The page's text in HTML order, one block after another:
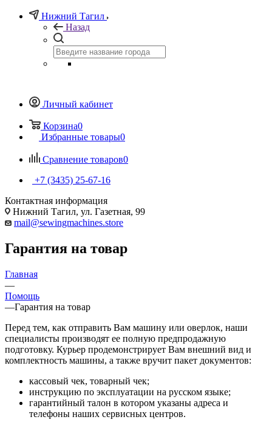
Нижний Тагил
Назад
Личный кабинет
Корзина0
Избранные товары0
Сравнение товаров0
+7 (3435) 25-67-16
Контактная информация
Нижний Тагил, ул. Газетная, 99
mail@sewingmachines.store
Гарантия на товар
Главная
—
Помощь
—Гарантия на товар
Перед тем, как отправить Вам машину или оверлок, наши
специалисты производят ее полную предпродажную
подготовку. Курьер продемонстрирует Вам внешний вид и
комплектность машины, а также вручит пакет документов:
кассовый чек, товарный чек;
инструкцию по эксплуатации на русском языке;
гарантийный талон в котором указаны адреса и
телефоны наших сервисных центров.